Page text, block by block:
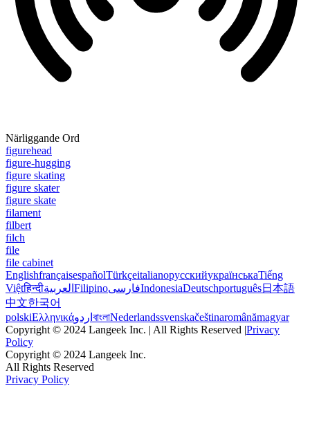
Närliggande Ord
figurehead
figure-hugging
figure skating
figure skater
figure skate
filament
filbert
filch
file
file cabinet
EnglishfrançaisespañolTürkçeitalianoрусскийукраїнськаTiếng
Việtहिन्दीالعربية FilipinoفارسیIndonesiaDeutschportuguês日本語
中文한국어
polskiΕλληνικάاردو বাংলাNederlandssvenskačeštinaromânămagyar
Copyright © 2024 Langeek Inc. | All Rights Reserved |Privacy
Policy
Copyright © 2024 Langeek Inc.
All Rights Reserved
Privacy Policy